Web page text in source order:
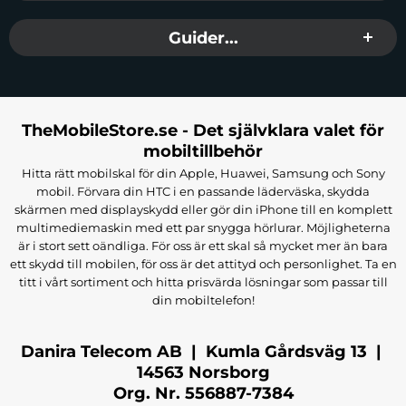
kan dessutom njuta av högkvalitativt ljud i upp till 6 timmar tack
vare det kraftfulla 300 mAh-batteriet, vilket ger tillräckligt med tid
Tekniska Specifikationer
Typ: On-ear hörlurar
Bluetooth-version: 5.3
Bluetooth-räckvidd: upp till 10 meter
Batterikapacitet: 300 mAh
Laddningstid: 2 timmar
Laddningsport: USB-C
Driftstid: upp till 6 timmar
Membranstorlek: 40 mm
Produkt tillverkad under licens från Guess.
Guider...
TheMobileStore.se - Det självklara valet för
mobiltillbehör
Hitta rätt mobilskal för din Apple, Huawei, Samsung och Sony
mobil. Förvara din HTC i en passande läderväska, skydda
skärmen med displayskydd eller gör din iPhone till en komplett
multimediemaskin med ett par snygga hörlurar. Möjligheterna
är i stort sett oändliga. För oss är ett skal så mycket mer än bara
ett skydd till mobilen, för oss är det attityd och personlighet. Ta en
titt i vårt sortiment och hitta prisvärda lösningar som passar till
din mobiltelefon!
Danira Telecom AB | Kumla Gårdsväg 13 |
14563 Norsborg
Org. Nr. 556887-7384